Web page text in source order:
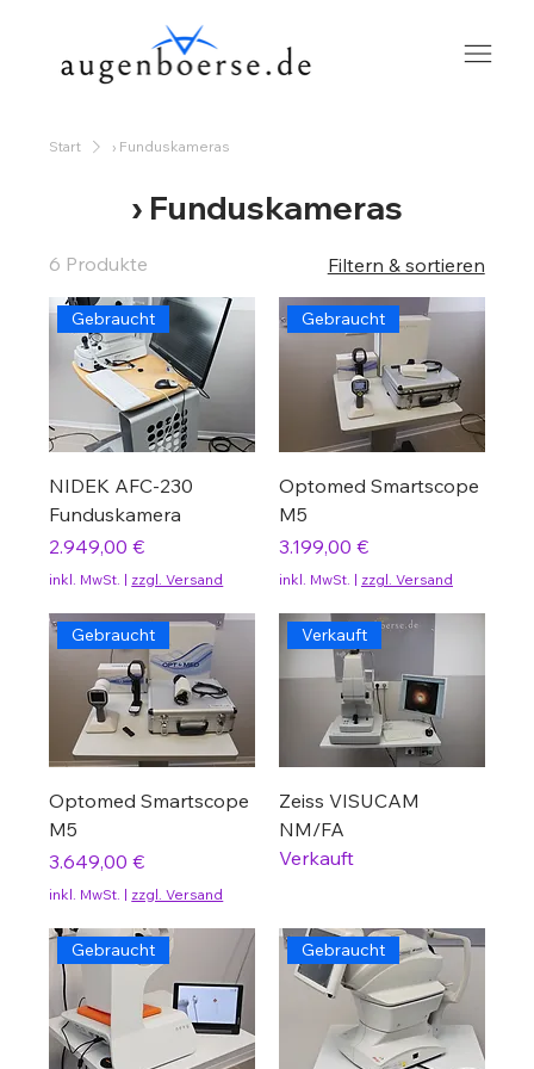
Start › Funduskameras
› Funduskameras
6 Produkte Filtern & sortieren
Gebraucht
NIDEK AFC-230
Funduskamera
Preis
2.949,00 €
inkl. MwSt. | zzgl. Versand
Gebraucht
Optomed Smartscope
M5
Preis
3.199,00 €
inkl. MwSt. | zzgl. Versand
Gebraucht
Optomed Smartscope
M5
Preis
3.649,00 €
inkl. MwSt. | zzgl. Versand
Verkauft
Zeiss VISUCAM
NM/FA
Verkauft
Gebraucht Gebraucht